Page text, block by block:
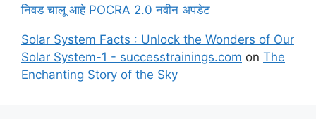
निवड चालू आहे POCRA 2.0 नवीन अपडेट
Solar System Facts : Unlock the Wonders of Our
Solar System-1 - successtrainings.com on The
Enchanting Story of the Sky